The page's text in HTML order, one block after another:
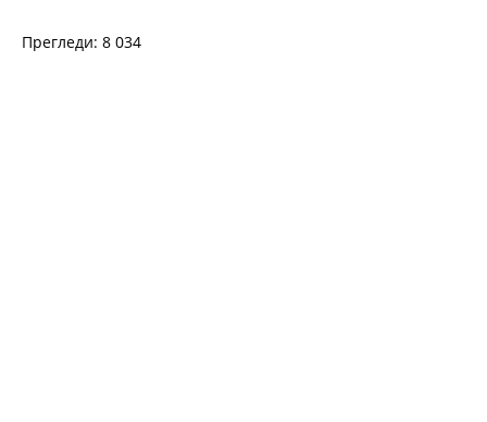
Прегледи: 8 034